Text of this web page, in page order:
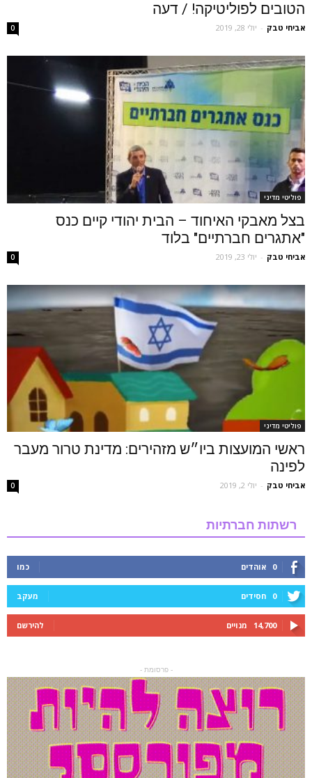
הטובים לפוליטיקה! / דעה
אביחי טבק - יולי 28, 2019 0
פוליטי מדיני
בצל מאבקי האיחוד – הבית יהודי קיים כנס
"אתגרים חברתיים" בלוד
אביחי טבק - יולי 23, 2019 0
פוליטי מדיני
ראשי המועצות ביו״ש מזהירים: מדינת טרור מעבר
לפינה
אביחי טבק - יולי 2, 2019 0
רשתות חברתיות
0 אוהדים כמו
0 חסידים מעקב
14,700 מנויים להירשם
- פרסומת -